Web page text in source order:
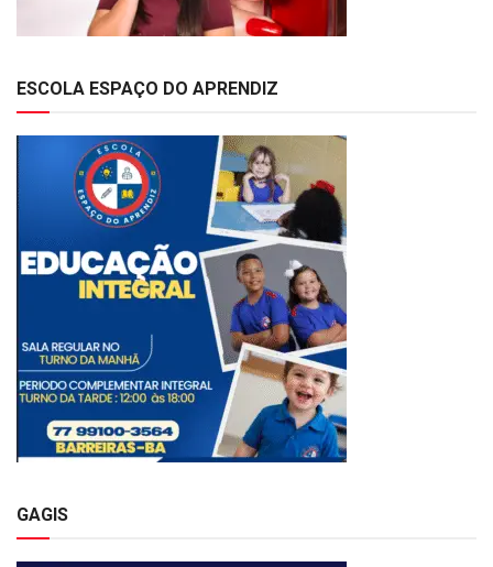
ESCOLA ESPAÇO DO APRENDIZ
GAGIS